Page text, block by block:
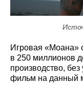
Игровая «Моана»
в 250 миллионов
производство,
фильм на данный